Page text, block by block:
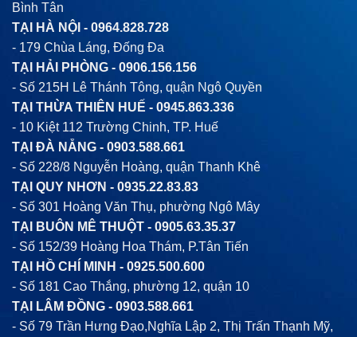
Bình Tân
TẠI HÀ NỘI - 0964.828.728
- 179 Chùa Láng, Đống Đa
TẠI HẢI PHÒNG - 0906.156.156
- Số 215H Lê Thánh Tông, quận Ngô Quyền
TẠI THỪA THIÊN HUẾ - 0945.863.336
- 10 Kiệt 112 Trường Chinh, TP. Huế
TẠI ĐÀ NẴNG - 0903.588.661
- Số 228/8 Nguyễn Hoàng, quận Thanh Khê
TẠI QUY NHƠN - 0935.22.83.83
- Số 301 Hoàng Văn Thụ, phường Ngô Mây
TẠI BUÔN MÊ THUỘT - 0905.63.35.37
- Số 152/39 Hoàng Hoa Thám, P.Tân Tiến
TẠI HỒ CHÍ MINH - 0925.500.600
- Số 181 Cao Thắng, phường 12, quận 10
TẠI LÂM ĐỒNG - 0903.588.661
- Số 79 Trần Hưng Đạo,Nghĩa Lập 2, Thị Trấn Thạnh Mỹ,